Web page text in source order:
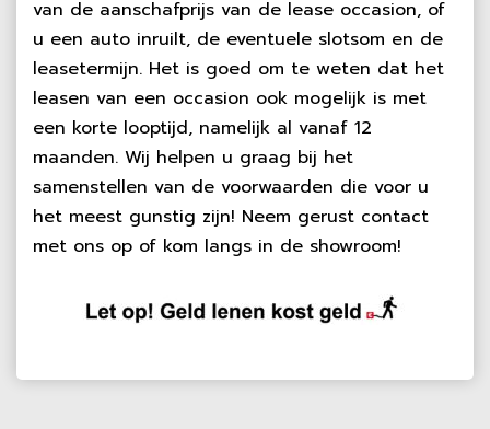
van de aanschafprijs van de lease occasion, of
u een auto inruilt, de eventuele slotsom en de
leasetermijn. Het is goed om te weten dat het
leasen van een occasion ook mogelijk is met
een korte looptijd, namelijk al vanaf 12
maanden. Wij helpen u graag bij het
samenstellen van de voorwaarden die voor u
het meest gunstig zijn! Neem gerust contact
met ons op of kom langs in de showroom!